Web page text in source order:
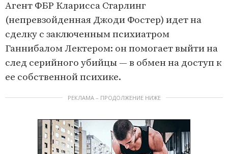
Агент ФБР Кларисса Старлинг
(непревзойденная Джоди Фостер) идет на
сделку с заключенным психиатром
Ганнибалом Лектером: он помогает выйти на
след серийного убийцы — в обмен на доступ к
ее собственной психике.
РЕКЛАМА – ПРОДОЛЖЕНИЕ НИЖЕ